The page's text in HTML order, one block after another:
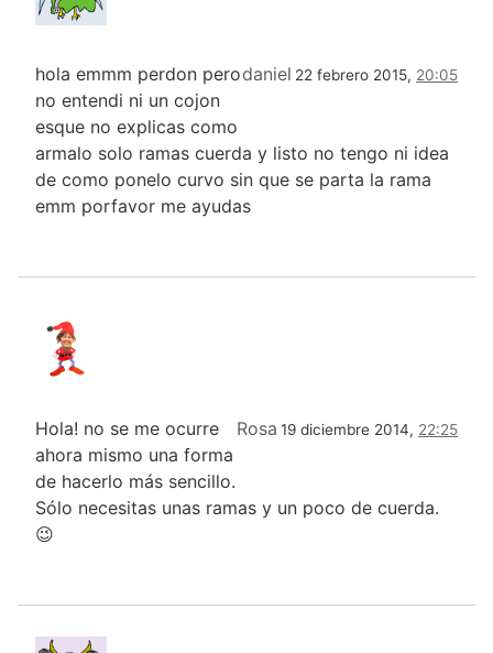
daniel 22 febrero 2015, 20:05
hola emmm perdon pero
no entendi ni un cojon
esque no explicas como
armalo solo ramas cuerda y listo no tengo ni idea
de como ponelo curvo sin que se parta la rama
emm porfavor me ayudas
Rosa 19 diciembre 2014, 22:25
Hola! no se me ocurre
ahora mismo una forma
de hacerlo más sencillo.
Sólo necesitas unas ramas y un poco de cuerda.
😉